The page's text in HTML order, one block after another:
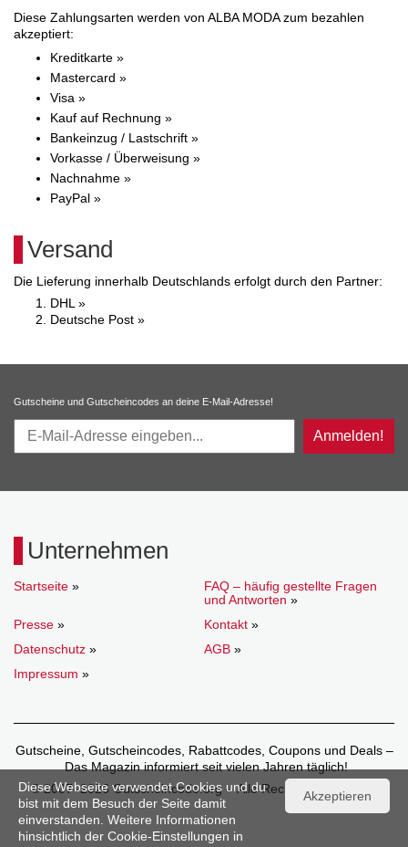
Diese Zahlungsarten werden von ALBA MODA zum bezahlen
akzeptiert:
Kreditkarte »
Mastercard »
Visa »
Kauf auf Rechnung »
Bankeinzug / Lastschrift »
Vorkasse / Überweisung »
Nachnahme »
PayPal »
Versand
Die Lieferung innerhalb Deutschlands erfolgt durch den Partner:
DHL »
Deutsche Post »
Gutscheine und Gutscheincodes an deine E-Mail-Adresse!
Anmelden!
Unternehmen
Startseite »
FAQ – häufig gestellte Fragen
und Antworten »
Presse » Kontakt »
Datenschutz » AGB »
Impressum »
Gutscheine, Gutscheincodes, Rabattcodes, Coupons und Deals –
Das Magazin informiert seit vielen Jahren täglich!
© 2007–2026 Gutscheincode.org – Alle Rechte vorbehalten.
Diese Webseite verwendet Cookies und du
bist mit dem Besuch der Seite damit
einverstanden. Weitere Informationen
hinsichtlich der Cookie-Einstellungen in
Akzeptieren